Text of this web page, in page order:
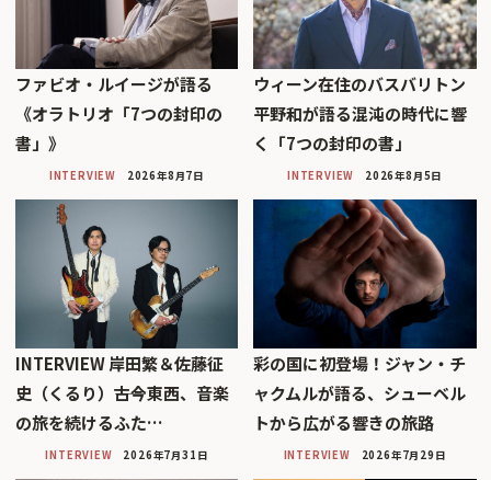
ファビオ・ルイージが語る
《オラトリオ「7つの封印の
書」》
INTERVIEW 2026年8月7日
ウィーン在住のバスバリトン
平野和が語る混沌の時代に響
く「7つの封印の書」
INTERVIEW 2026年8月5日
INTERVIEW 岸田繁＆佐藤征
史（くるり）――古今東西、音楽
の旅を続けるふた…
INTERVIEW 2026年7月31日
彩の国に初登場！ジャン・チ
ャクムルが語る、シューベル
トから広がる響きの旅路
INTERVIEW 2026年7月29日